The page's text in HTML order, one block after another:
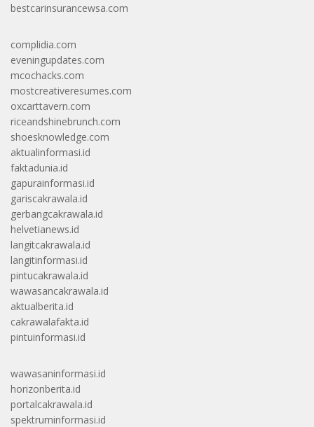
bestcarinsurancewsa.com
complidia.com
eveningupdates.com
mcochacks.com
mostcreativeresumes.com
oxcarttavern.com
riceandshinebrunch.com
shoesknowledge.com
aktualinformasi.id
faktadunia.id
gapurainformasi.id
gariscakrawala.id
gerbangcakrawala.id
helvetianews.id
langitcakrawala.id
langitinformasi.id
pintucakrawala.id
wawasancakrawala.id
aktualberita.id
cakrawalafakta.id
pintuinformasi.id
wawasaninformasi.id
horizonberita.id
portalcakrawala.id
spektruminformasi.id